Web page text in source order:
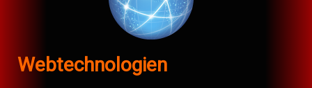
Webtechnologien